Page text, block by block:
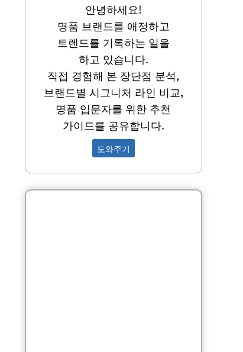
안녕하세요!
명품 브랜드를 애정하고
트렌드를 기록하는 일을
하고 있습니다.
직접 경험해 본 장단점 분석,
브랜드별 시그니처 라인 비교,
명품 입문자를 위한 추천
가이드를 공유합니다.
도와주기